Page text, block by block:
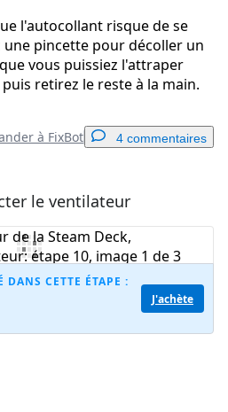
l'autocollant risque de se
une pincette pour décoller un
vous puissiez l'attraper
retirez le reste à la main.
à FixBot 4 commentaires
un commentaire
le ventilateur
CETTE ÉTAPE :
J'achète